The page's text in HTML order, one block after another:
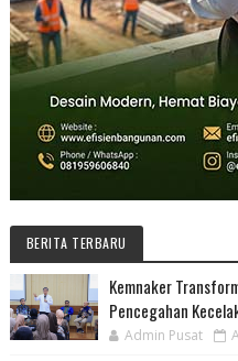
BERITA TERBARU
Kemnaker
Pencegahan
Admin Pusat